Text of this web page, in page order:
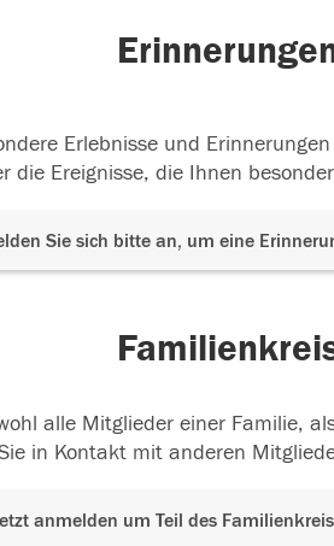
Erlebnisse und
die Ereignisse, die Ihnen
Sie sich bitte an, um eine
alle Mitglieder einer Familie,
in Kontakt mit anderen
anmelden um Teil des